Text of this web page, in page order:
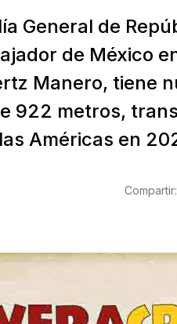
General de
de México
Manero, tiene
922 metros,
Américas en
Compartir: